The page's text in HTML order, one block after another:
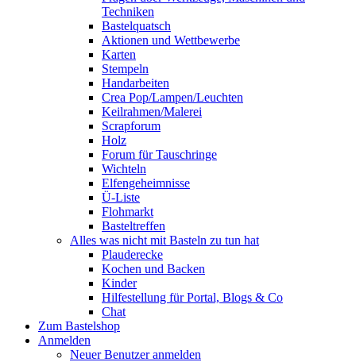
Techniken
Bastelquatsch
Aktionen und Wettbewerbe
Karten
Stempeln
Handarbeiten
Crea Pop/Lampen/Leuchten
Keilrahmen/Malerei
Scrapforum
Holz
Forum für Tauschringe
Wichteln
Elfengeheimnisse
Ü-Liste
Flohmarkt
Basteltreffen
Alles was nicht mit Basteln zu tun hat
Plauderecke
Kochen und Backen
Kinder
Hilfestellung für Portal, Blogs & Co
Chat
Zum Bastelshop
Anmelden
Neuer Benutzer anmelden